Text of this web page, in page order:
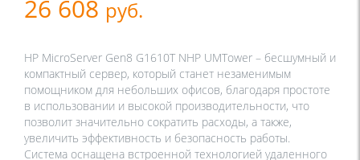
26 608 руб.
HP MicroServer Gen8 G1610T NHP UMTower – бесшумный и
компактный сервер, который станет незаменимым
помощником для небольших офисов, благодаря простоте
в использовании и высокой производительности, что
позволит значительно сократить расходы, а также,
увеличить эффективность и безопасность работы.
Система оснащена встроенной технологией удаленного